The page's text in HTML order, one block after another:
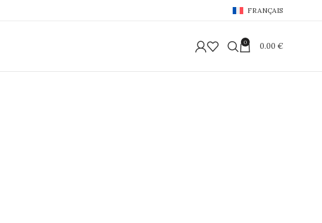
FRANÇAIS
0 0.00 €